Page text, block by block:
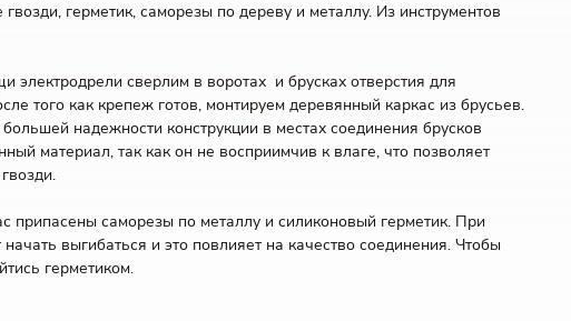
герметик, саморезы по дереву и металлу. Из инструментов
сверлим в воротах и брусках отверстия для
того как крепеж готов, монтируем деревянный каркас из брусьев.
надежности конструкции в местах соединения брусков
материал, так как он не восприимчив к влаге, что позволяет
припасены саморезы по металлу и силиконовый герметик. При
выгибаться и это повлияет на качество соединения. Чтобы
герметиком.